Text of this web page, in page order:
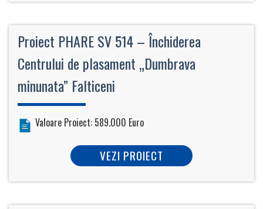
Proiect PHARE SV 514 – Închiderea
Centrului de plasament „Dumbrava
minunata” Falticeni
Valoare Proiect: 589.000 Euro
VEZI PROIECT